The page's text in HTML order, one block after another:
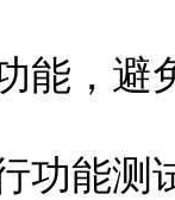
能，
功能测